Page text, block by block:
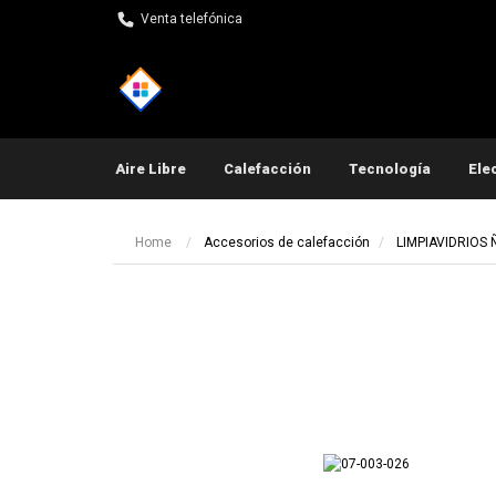
Venta telefónica
Aire Libre Calefacción Tecnología
Home Accesorios de calefacción LIMPIAVIDRIOS